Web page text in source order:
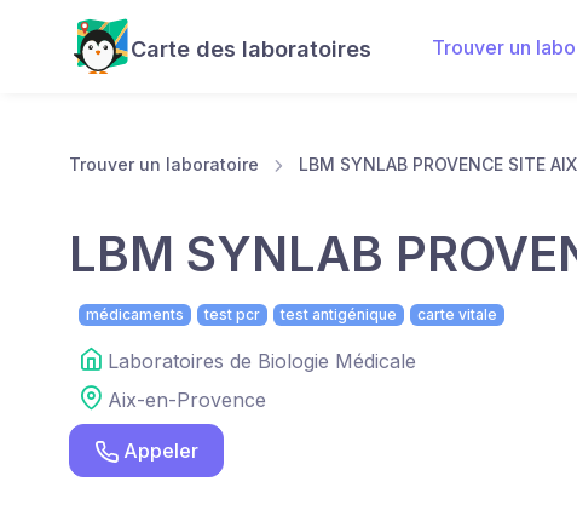
Carte des laboratoires Trouver un
Trouver un laboratoire LBM SYNLAB PROVENCE SITE
LBM SYNLAB
médicaments test pcr test antigénique carte vitale
Laboratoires de Biologie Médicale
Aix-en-Provence
Appeler